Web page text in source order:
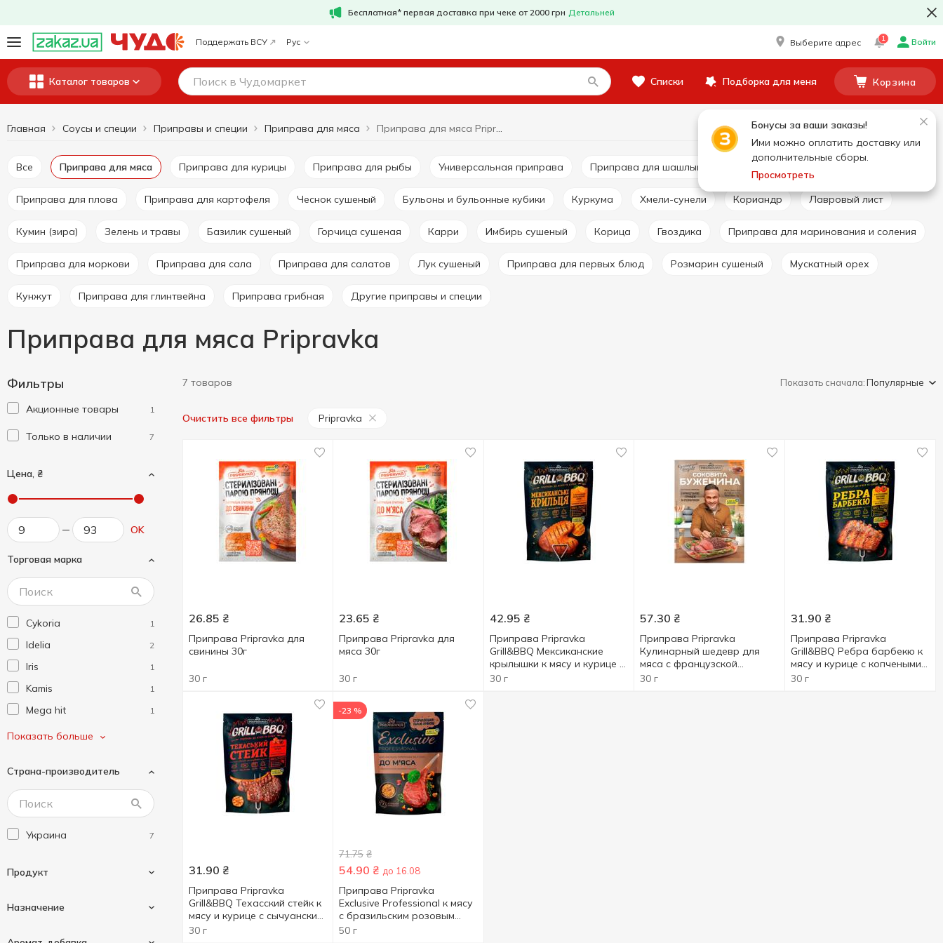
Бесплатная* первая доставка при чеке от 2000 грн Детальней
Поддержать ВСУ Рус Выберите адрес 1 Войти
Каталог товаров Списки Подборка для меня Корзина
Бонусы за ваши заказы!
Ими можно оплатить доставку или
дополнительные сборы.
Просмотреть
Главная Соусы и специи Приправы и специи Приправа для мяса Приправа для мяса Pripravka
Все Приправа для мяса Приправа для курицы Приправа для рыбы Универсальная приправа Приправа для шашлыка
Приправа для плова Приправа для картофеля Чеснок сушеный Бульоны и бульонные кубики Куркума Хмели-сунели Кориандр Лавровый лист
Кумин (зира) Зелень и травы Базилик сушеный Горчица сушеная Карри Имбирь сушеный Корица Гвоздика Приправа для маринования и соления
Приправа для моркови Приправа для сала Приправа для салатов Лук сушеный Приправа для первых блюд Розмарин сушеный Мускатный орех
Кунжут Приправа для глинтвейна Приправа грибная Другие приправы и специи
Приправа для мяса Pripravka
Фильтры
Акционные товары 1
Только в наличии 7
Цена, ₴
OK
Торговая марка
Cykoria 1
Idelia 2
Iris 1
Kamis 1
Mega hit 1
Pripravka
Банка Спецій 2
Любисток 1
Показать больше
Страна-производитель
Украина 7
Продукт
Назначение
7 товаров Показать сначала:Популярные
Очистить все фильтры Pripravka
26.85 ₴
Приправа Pripravka для
свинины 30г
30 г
23.65 ₴
Приправа Pripravka для
мяса 30г
30 г
42.95 ₴
Приправа Pripravka
Grill&BBQ Мексиканские
крылышки к мясу и курице с
апельсиновым соком,
30 г
57.30 ₴
Приправа Pripravka
Кулинарный шедевр для
мяса с французской
горчицей и розмарином 30г
30 г
31.90 ₴
Приправа Pripravka
Grill&BBQ Ребра барбекю к
мясу и курице с копчеными
томатами, чили и горчицей
30 г
31.90 ₴
Приправа Pripravka
Grill&BBQ Техасский стейк к
мясу и курице с сычуанским
перцем, чесноком и
30 г
-23 %
71.75 ₴
54.90 ₴ до 16.08
Приправа Pripravka
Exclusive Professional к мясу
с бразильским розовым
перцем 50г
50 г